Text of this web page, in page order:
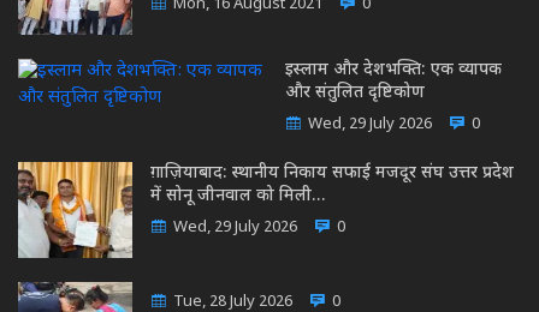
Mon, 16 August 2021 0
इस्लाम और देशभक्ति: एक व्यापक
और संतुलित दृष्टिकोण
Wed, 29 July 2026 0
ग़ाज़ियाबाद: स्थानीय निकाय सफाई मजदूर संघ उत्तर प्रदेश
में सोनू जीनवाल को मिली…
Wed, 29 July 2026 0
Tue, 28 July 2026 0